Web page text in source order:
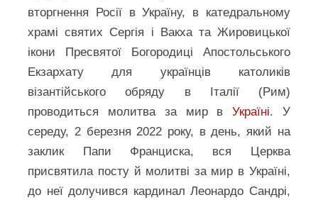
вторгнення Росії в Україну, в катедральному
храмі святих Сергія і Вакха та Жировицької
ікони Пресвятої Богородиці Апостольського
Екзархату для українців католиків
візантійського обряду в Італії (Рим)
проводиться молитва за мир в Україні. У
середу, 2 березня 2022 року, в день, який на
заклик Папи Франциска, вся Церква
присвятила посту й молитві за мир в Україні,
до неї долучився кардинал Леонардо Сандрі,